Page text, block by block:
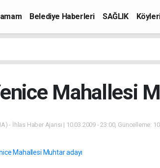
Belediye Haberleri SAĞLIK
Mahallesi
- İhlas Haber Ajansı | 10.03.2009 - 23:00, Güncelleme: